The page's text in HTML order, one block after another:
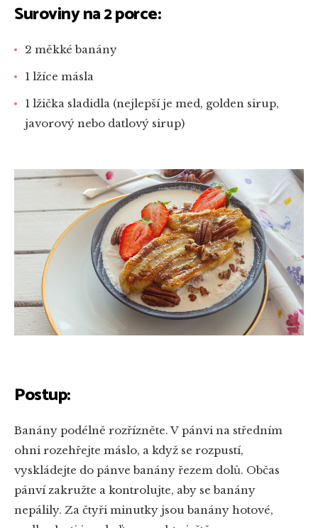
Suroviny na 2 porce:
2 měkké banány
1 lžíce másla
1 lžička sladidla (nejlepší je med, golden sirup,
javorový nebo datlový sirup)
Postup:
Banány podélně rozřízněte. V pánvi na středním
ohni rozehřejte máslo, a když se rozpustí,
vyskládejte do pánve banány řezem dolů. Občas
pánví zakružte a kontrolujte, aby se banány
nepálily. Za čtyři minutky jsou banány hotové,